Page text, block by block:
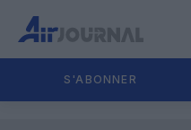
S'ABONNER